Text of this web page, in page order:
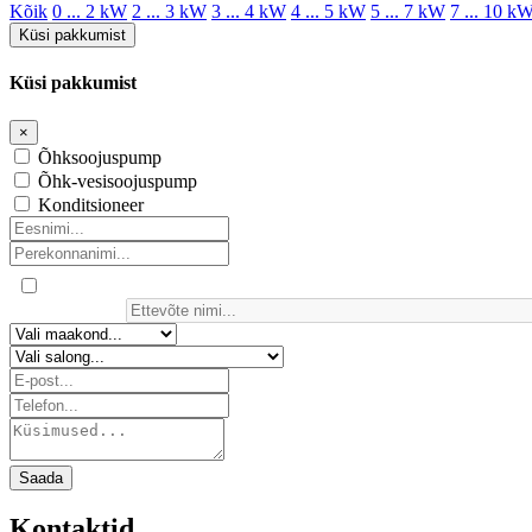
Kõik 0 ... 2 kW 2 ... 3 kW 3 ... 4 kW 4 ... 5 kW 5 ... 7 kW 7 ... 10
Küsi pakkumist
Küsi pakkumist
×
Õhksoojuspump
Õhk-vesisoojuspump
Konditsioneer
Saada